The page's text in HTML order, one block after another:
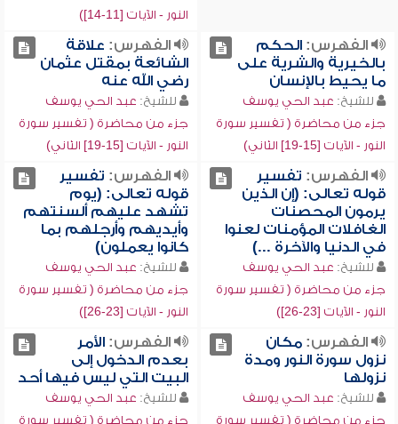
النور - الآيات [11-14])
الفهرس:الحكم
بالخيرية والشرية على
ما يحيط بالإنسان
للشيخ: عبد الحي يوسف
جزء من محاضرة ( تفسير سورة
النور - الآيات [15-19] الثاني)
الفهرس: علاقة
الشائعة بمقتل عثمان
رضي الله عنه
للشيخ: عبد الحي يوسف
جزء من محاضرة ( تفسير سورة
النور - الآيات [15-19] الثاني)
الفهرس: تفسير
قوله تعالى: (إن الذين
يرمون المحصنات
الغافلات المؤمنات لعنوا
في الدنيا والآخرة ...)
للشيخ: عبد الحي يوسف
جزء من محاضرة ( تفسير سورة
النور - الآيات [23-26])
الفهرس: تفسير
قوله تعالى: (يوم
تشهد عليهم ألسنتهم
وأيديهم وأرجلهم بما
كانوا يعملون)
للشيخ: عبد الحي يوسف
جزء من محاضرة ( تفسير سورة
النور - الآيات [23-26])
الفهرس:مكان
نزول سورة النور ومدة
نزولها
للشيخ: عبد الحي يوسف
جزء من محاضرة ( تفسير سورة
الفهرس:الأمر
بعدم الدخول إلى
البيت التي ليس فيها أحد
للشيخ: عبد الحي يوسف
جزء من محاضرة ( تفسير سورة